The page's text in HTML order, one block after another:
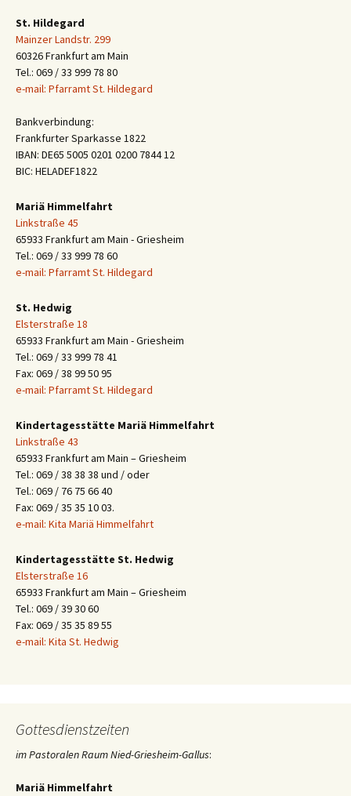
St. Hildegard
Mainzer Landstr. 299
60326 Frankfurt am Main
Tel.: 069 / 33 999 78 80
e-mail: Pfarramt St. Hildegard
Bankverbindung:
Frankfurter Sparkasse 1822
IBAN: DE65 5005 0201 0200 7844 12
BIC: HELADEF1822
Mariä Himmelfahrt
Linkstraße 45
65933 Frankfurt am Main - Griesheim
Tel.: 069 / 33 999 78 60
e-mail: Pfarramt St. Hildegard
St. Hedwig
Elsterstraße 18
65933 Frankfurt am Main - Griesheim
Tel.: 069 / 33 999 78 41
Fax: 069 / 38 99 50 95
e-mail: Pfarramt St. Hildegard
Kindertagesstätte Mariä Himmelfahrt
Linkstraße 43
65933 Frankfurt am Main – Griesheim
Tel.: 069 / 38 38 38 und / oder
Tel.: 069 / 76 75 66 40
Fax: 069 / 35 35 10 03.
e-mail: Kita Mariä Himmelfahrt
Kindertagesstätte St. Hedwig
Elsterstraße 16
65933 Frankfurt am Main – Griesheim
Tel.: 069 / 39 30 60
Fax: 069 / 35 35 89 55
e-mail: Kita St. Hedwig
Gottesdienstzeiten
im Pastoralen Raum Nied-Griesheim-Gallus:
Mariä Himmelfahrt